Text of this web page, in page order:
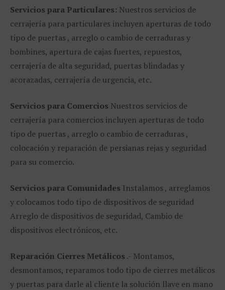
Servicios para Particulares: Nuestros servicios de
cerrajería para particulares incluyen aperturas de todo
tipo de puertas , arreglo o cambio de cerraduras y
bombines, apertura de cajas fuertes, repuestos,
cerrajería de alta seguridad, puertas blindadas y
acorazadas, cerrajería de urgencia, etc.
Servicios para Comercios Nuestros servicios de
cerrajería para comercios incluyen aperturas de todo
tipo de puertas , arreglo o cambio de cerraduras ,
colocación y reparación de persianas rejas y seguridad
para su comercio.
Servicios para Comunidades Instalamos , arreglamos
y colocamos todo tipo de dispositivos de seguridad
Arreglo de dispositivos de seguridad, Cambio de
dispositivos electrónicos, etc.
Reparación Cierres Metálicos .- Montamos,
desmontamos, reparamos todo tipo de cierres metálicos
y puertas para darle al cliente la solución llave en mano